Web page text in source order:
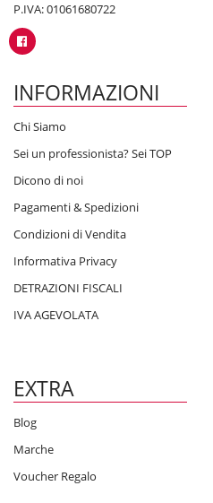
P.IVA: 01061680722
INFORMAZIONI
Chi Siamo
Sei un professionista? Sei TOP
Dicono di noi
Pagamenti & Spedizioni
Condizioni di Vendita
Informativa Privacy
DETRAZIONI FISCALI
IVA AGEVOLATA
EXTRA
Blog
Marche
Voucher Regalo